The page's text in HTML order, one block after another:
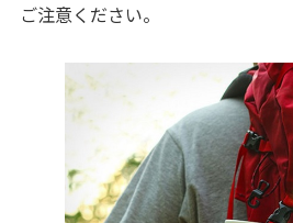
ご注意ください。